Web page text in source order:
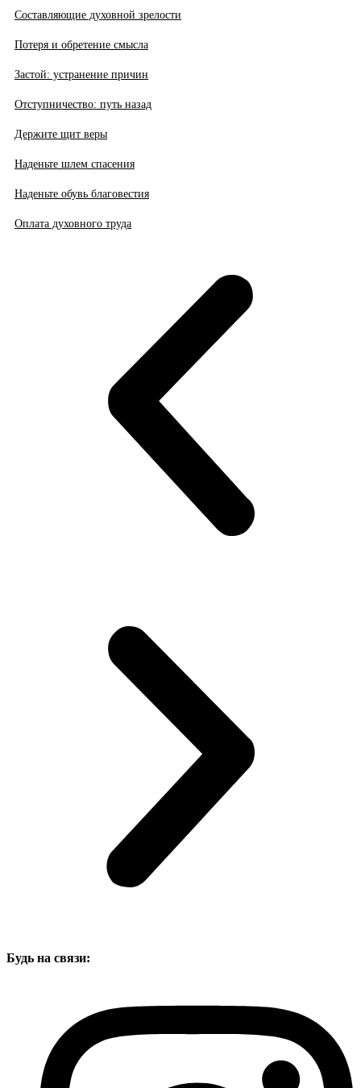
Составляющие духовной зрелости
Потеря и обретение смысла
Застой: устранение причин
Отступничество: путь назад
Держите щит веры
Наденьте шлем спасения
Наденьте обувь благовестия
Оплата духовного труда
Будь на связи: